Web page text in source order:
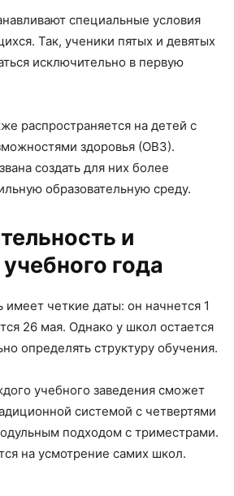
специальные условия
Так, ученики пятых и девятых
исключительно в первую
распространяется на детей с
здоровья (ОВЗ).
создать для них более
образовательную среду.
и
года
четкие даты: он начнется 1
26 мая. Однако у школ остается
определять структуру обучения.
учебного заведения сможет
системой с четвертями
подходом с триместрами.
на усмотрение самих школ.